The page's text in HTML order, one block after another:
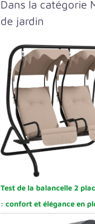
Dans la catégorie
de jardin
Test de la balancelle 2
: confort et élégance en